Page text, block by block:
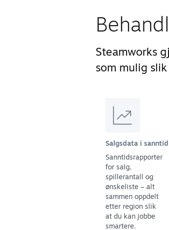
Steamworks
som mulig
Salgsdata i sanntid
Sanntidsrapporter
for salg,
spillerantall og
ønskeliste – alt
sammen oppdelt
etter region slik
at du kan jobbe
smartere.